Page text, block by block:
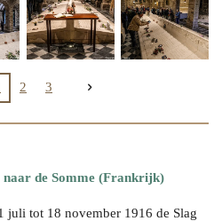
2 3
naar de Somme (Frankrijk)
juli tot 18 november 1916 de Slag